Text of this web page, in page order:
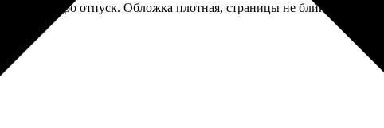
про отпуск. Обложка плотная, страницы не бликуют,